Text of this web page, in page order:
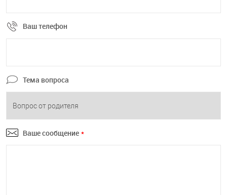
Ваш телефон
Тема вопроса
Ваше сообщение *